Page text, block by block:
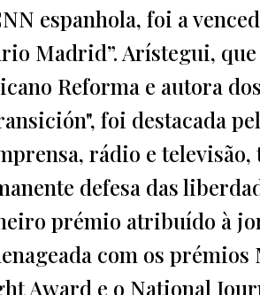
espanhola, foi a
Madrid”. Arístegui,
Reforma e autora
foi destacada
rádio e
defesa das
prémio atribuído à
com os
Award e o National